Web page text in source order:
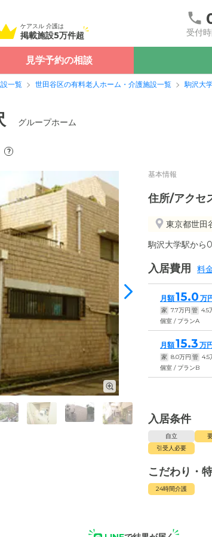
ケアスル 介護は
掲載施設5万件超 受付
見学予約の相談
一覧 世田谷区の有料老人ホーム・介護施設一覧 駒沢大
グループホーム
?
基本情報
住所/アクセ
東京都世田
駒沢大学駅から
入居費用 料
月額15.0 万
家 7.7万円 管 4.5
個室 / プランA
月額15.3 万
家 8.0万円 管 4.5
個室 / プランB
入居条件
自立
引受人必要
こだわり・
24時間介護